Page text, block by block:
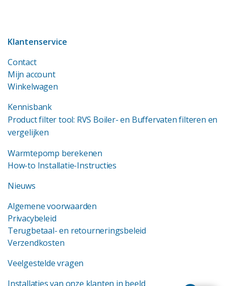
Klantenservice
Contact
Mijn account
Winkelwagen
Kennisbank
Product filter tool: RVS Boiler- en Buffervaten filteren en
vergelijken
Warmtepomp berekenen
How-to Installatie-Instructies
Nieuws
Algemene voorwaarden
Privacybeleid
Terugbetaal- en retourneringsbeleid
Verzendkosten
Veelgestelde vragen
Installaties van onze klanten in beeld